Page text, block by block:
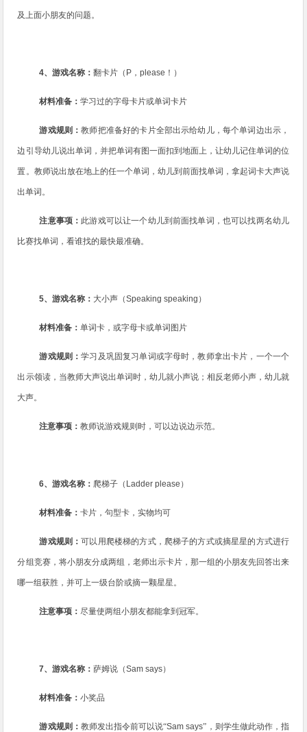
及上面小朋友的问题。
4、游戏名称：翻卡片（ P ，please ！）
材料准备：学习过的字母卡片或单词卡片
游戏规则：教师把准备好的卡片全部出示给幼儿，每个单词边出示，
边引导幼儿说出单词，并把单词有图一面扣到地面上，让幼儿记住单词的位
置。教师说出放在地上的任一个单词，幼儿到前面找单词，拿起词卡大声说
出单词。
注意事项： 此游戏可以让一个幼儿到前面找单词，也可以找两名幼儿
比赛找单词，看谁找的最快最准确。
5、游戏名称： 大小声（Speaking speaking ）
材料准备：单词卡，或字母卡或单词图片
游戏规则：学习及巩固复习单词或字母时，教师拿出卡片，一个一个
出示领读，当教师大声说出单词时，幼儿就小声说；相反老师小声，幼儿就
大声。
注意事项：教师说游戏规则时，可以边说边示范。
6、游戏名称： 爬梯子（ Ladder please ）
材料准备：卡片，句型卡，实物均可
游戏规则：可以用爬楼梯的方式，爬梯子的方式或摘星星的方式进行
分组竞赛，将小朋友分成两组，老师出示卡片，那一组的小朋友先回答出来
哪一组获胜，并可上一级台阶或摘一颗星星。
注意事项：尽量使两组小朋友都能拿到冠军。
7、游戏名称：萨姆说（Sam says）
材料准备：小奖品
游戏规则： 教师发出指令前可以说“Sam says”，则学生做此动作，指